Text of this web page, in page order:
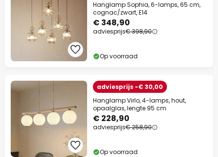
Hanglamp Sophia, 6-lamps, 65 cm,
cognac/zwart, E14
€ 348,90
adviesprijs€ 398,90
Op voorraad
adviesprijs -€ 30,00
Hanglamp Virlo, 4-lamps, hout,
opaalglas, lengte 95 cm
€ 228,90
adviesprijs€ 258,90
Op voorraad